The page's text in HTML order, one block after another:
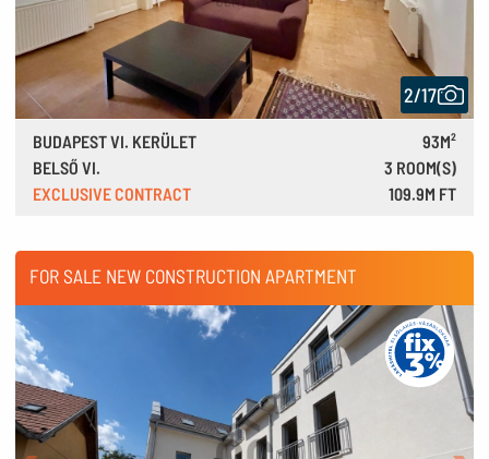
2/17
BUDAPEST VI. KERÜLET
93M²
BELSŐ VI.
3 ROOM(S)
EXCLUSIVE CONTRACT
109.9M FT
FOR SALE NEW CONSTRUCTION APARTMENT